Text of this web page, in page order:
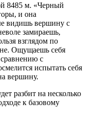
8485 м. «Черный
и она
видишь вершину с
замираешь,
взглядом по
Ощущаешь себя
с
испытать себя
вершину.
разбит на несколько
к базовому